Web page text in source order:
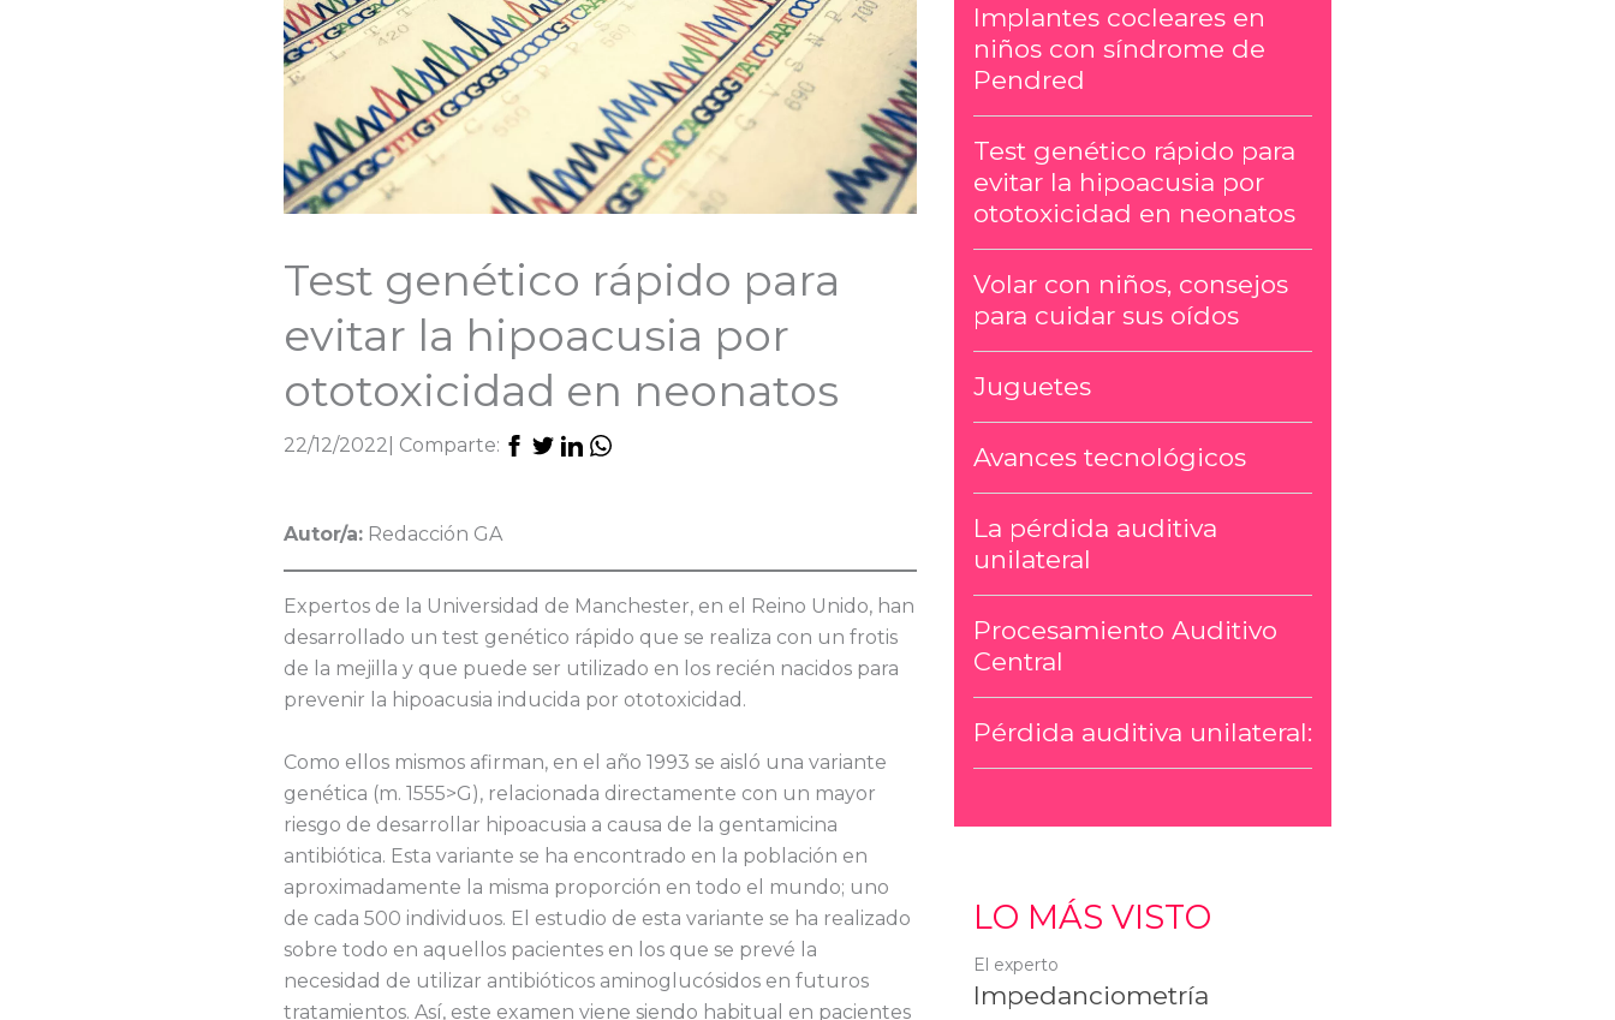
Test genético rápido para
evitar la hipoacusia por
ototoxicidad en neonatos
22/12/2022 | Comparte:
Autor/a: Redacción GA
Expertos de la Universidad de Manchester, en el Reino Unido, han
desarrollado un test genético rápido que se realiza con un frotis
de la mejilla y que puede ser utilizado en los recién nacidos para
prevenir la hipoacusia inducida por ototoxicidad.
Como ellos mismos afirman, en el año 1993 se aisló una variante
genética (m. 1555>G), relacionada directamente con un mayor
riesgo de desarrollar hipoacusia a causa de la gentamicina
antibiótica. Esta variante se ha encontrado en la población en
aproximadamente la misma proporción en todo el mundo; uno
de cada 500 individuos. El estudio de esta variante se ha realizado
sobre todo en aquellos pacientes en los que se prevé la
necesidad de utilizar antibióticos aminoglucósidos en futuros
tratamientos. Así, este examen viene siendo habitual en pacientes
Implantes cocleares en
niños con síndrome de
Pendred
Test genético rápido para
evitar la hipoacusia por
ototoxicidad en neonatos
Volar con niños, consejos
para cuidar sus oídos
Juguetes
Avances tecnológicos
La pérdida auditiva
unilateral
Procesamiento Auditivo
Central
Pérdida auditiva unilateral:
LO MÁS VISTO
El experto
Impedanciometría